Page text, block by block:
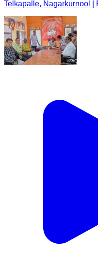
Telkapalle, Nagarkurnool |